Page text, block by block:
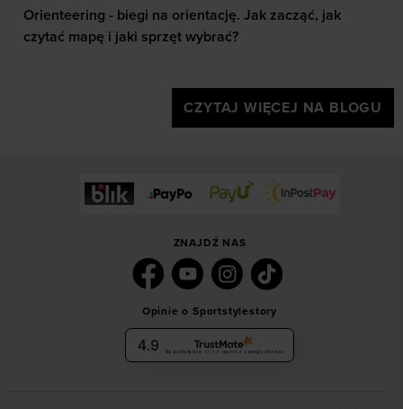
Orienteering - biegi na orientację. Jak zacząć, jak
czytać mapę i jaki sprzęt wybrać?
CZYTAJ WIĘCEJ NA BLOGU
ZNAJDŹ NAS
Opinie o Sportstylestory
4.9 Na podstawie 6036 opinii z całego okresu